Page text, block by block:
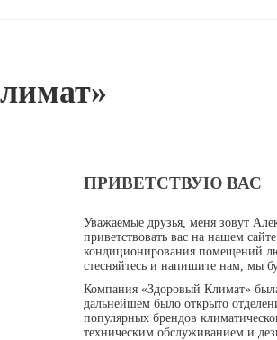
ПРИВЕТСТВУЮ ВАС
Уважаемые друзья, меня зовут
приветствовать вас на нашем
кондиционирования помещений
стесняйтесь и напишите нам, мы
Компания «Здоровый Климат»
дальнейшем было открыто
популярных брендов
техническим обслуживанием и